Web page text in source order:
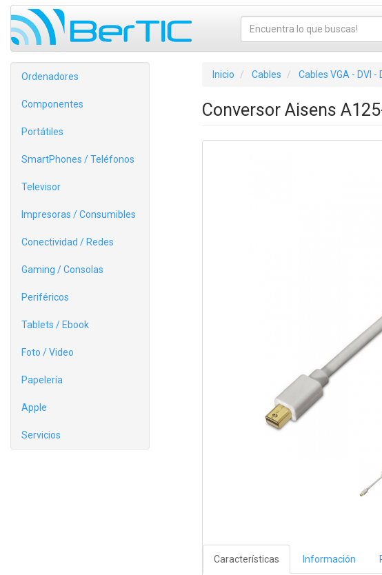
Ordenadores
Componentes
Portátiles
SmartPhones / Teléfonos
Televisor
Impresoras / Consumibles
Conectividad / Redes
Gaming / Consolas
Periféricos
Tablets / Ebook
Foto / Video
Papelería
Apple
Servicios
Inicio Cables Cables VGA - DVI -
Conversor Aisens
Características Información